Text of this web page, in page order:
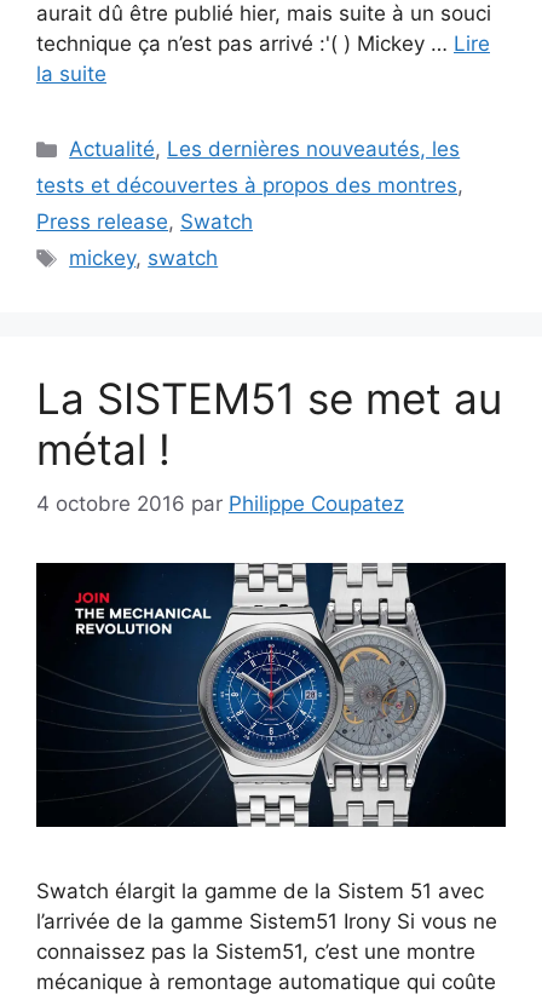
aurait dû être publié hier, mais suite à un souci
technique ça n’est pas arrivé :'( ) Mickey … Lire
la suite
Catégories
Actualité, Les dernières nouveautés, les
tests et découvertes à propos des montres,
Press release, Swatch
Étiquettes
mickey, swatch
La SISTEM51 se met au
métal !
4 octobre 2016 par Philippe Coupatez
Swatch élargit la gamme de la Sistem 51 avec
l’arrivée de la gamme Sistem51 Irony Si vous ne
connaissez pas la Sistem51, c’est une montre
mécanique à remontage automatique qui coûte